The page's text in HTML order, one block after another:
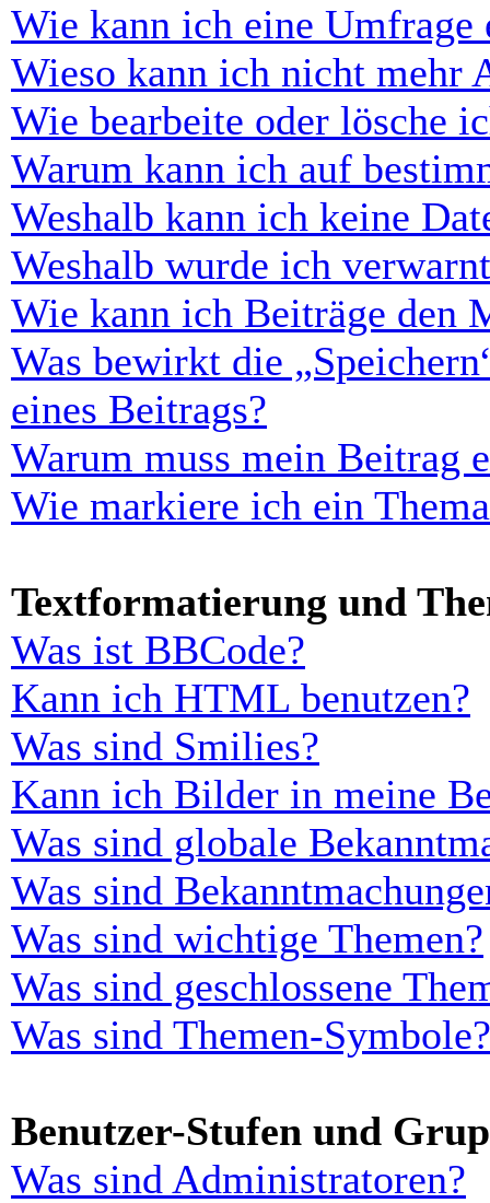
Wie kann ich eine Umfrage
Wieso kann ich nicht mehr
Wie bearbeite oder lösche
Warum kann ich auf
Weshalb kann ich keine
Weshalb wurde ich
Wie kann ich Beiträge den
Was bewirkt die
eines Beitrags?
Warum muss mein Beitrag
Wie markiere ich ein
Textformatierung und
Was ist BBCode?
Kann ich HTML benutzen?
Was sind Smilies?
Kann ich Bilder in meine
Was sind globale
Was sind
Was sind wichtige Themen?
Was sind geschlossene
Was sind Themen-Symbole?
Benutzer-Stufen und
Was sind Administratoren?